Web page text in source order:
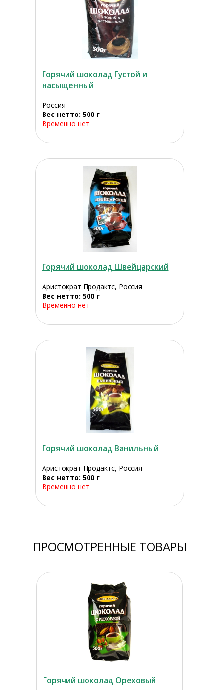
Горячий шоколад Густой и
насыщенный
Россия
Вес нетто: 500 г
Временно нет
Горячий шоколад Швейцарский
Аристократ Продактс, Россия
Вес нетто: 500 г
Временно нет
Горячий шоколад Ванильный
Аристократ Продактс, Россия
Вес нетто: 500 г
Временно нет
ПРОСМОТРЕННЫЕ ТОВАРЫ
Горячий шоколад Ореховый